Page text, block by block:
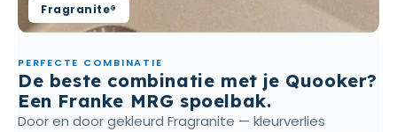
Fragranite®
PERFECTE COMBINATIE
De beste combinatie met je Quooker?
Een Franke MRG spoelbak.
Door en door gekleurd Fragranite — kleurverlies